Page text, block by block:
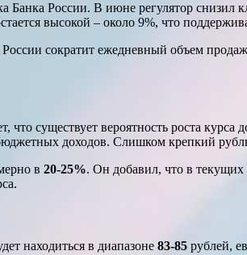
Банка России. В июне регулятор
высокой – около 9%, что
сократит ежедневный объем
что существует вероятность роста курса
доходов. Слишком крепкий
в 20-25%. Он добавил, что в
находиться в диапазоне 83-85 рублей,